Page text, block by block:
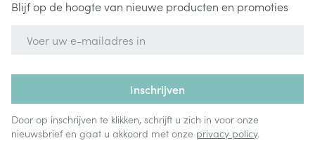
Blijf op de hoogte van nieuwe producten en promoties
Inschrijven
Door op inschrijven te klikken, schrijft u zich in voor onze
nieuwsbrief en gaat u akkoord met onze privacy policy.